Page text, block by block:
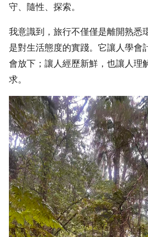
守、隨性、探索。
我意識到，旅行不僅僅是離開熟悉
是對生活態度的實踐。它讓人學會
會放下；讓人經歷新鮮，也讓人理
求。